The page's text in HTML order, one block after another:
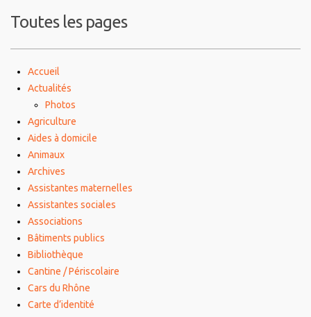
Toutes les pages
Accueil
Actualités
Photos
Agriculture
Aides à domicile
Animaux
Archives
Assistantes maternelles
Assistantes sociales
Associations
Bâtiments publics
Bibliothèque
Cantine / Périscolaire
Cars du Rhône
Carte d’identité